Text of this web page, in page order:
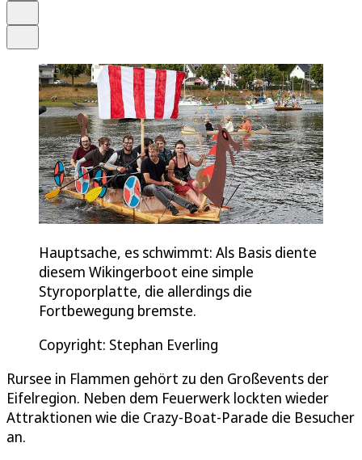
Hauptsache, es schwimmt: Als Basis diente
diesem Wikingerboot eine simple
Styroporplatte, die allerdings die
Fortbewegung bremste.
Copyright: Stephan Everling
Rursee in Flammen gehört zu den Großevents der
Eifelregion. Neben dem Feuerwerk lockten wieder
Attraktionen wie die Crazy-Boat-Parade die Besucher
an.